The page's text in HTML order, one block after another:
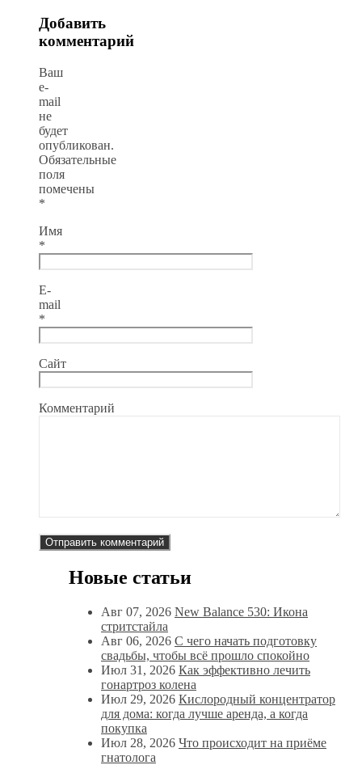
Добавить
комментарий
Ваш
e-
mail
не
будет
опубликован.
Обязательные
поля
помечены
*
Имя
*
E-
mail
*
Сайт
Комментарий
Новые статьи
Авг 07, 2026 New Balance 530: Икона
стритстайла
Авг 06, 2026 С чего начать подготовку
свадьбы, чтобы всё прошло спокойно
Июл 31, 2026 Как эффективно лечить
гонартроз колена
Июл 29, 2026 Кислородный концентратор
для дома: когда лучше аренда, а когда
покупка
Июл 28, 2026 Что происходит на приёме
гнатолога